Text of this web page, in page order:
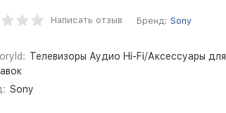
Написать отзыв Бренд: Sony
Телевизоры Аудио Hi-Fi/Аксессуары для
Sony